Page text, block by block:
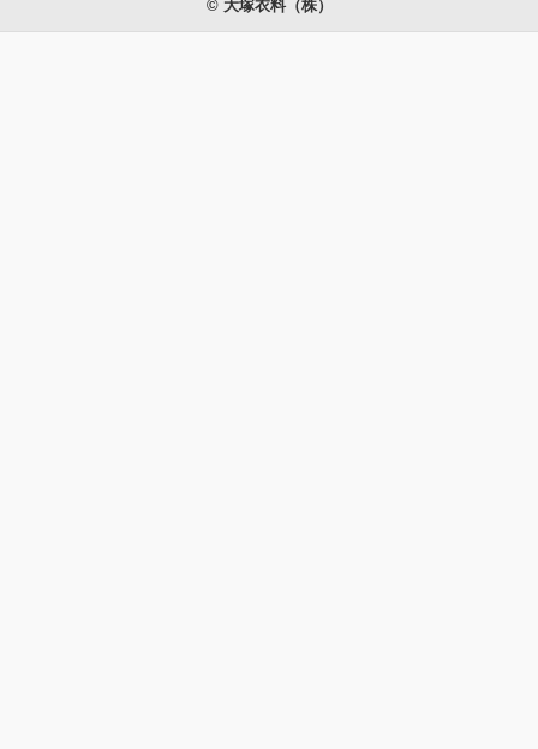
© 大塚衣料（株）